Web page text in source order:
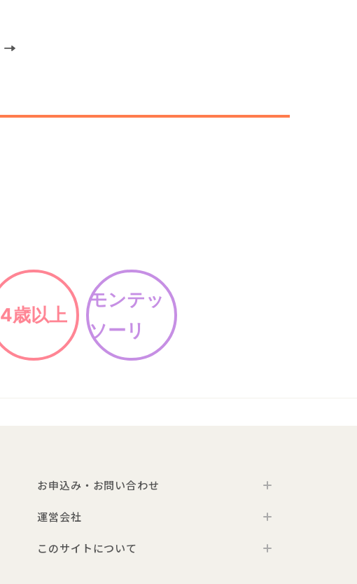
4歳以上
モンテッ
ソーリ
お申込み・お問い合わせ
お申込み
運営会社
代表メッセージ
このサイトについて